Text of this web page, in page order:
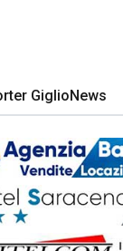
GiglioNews